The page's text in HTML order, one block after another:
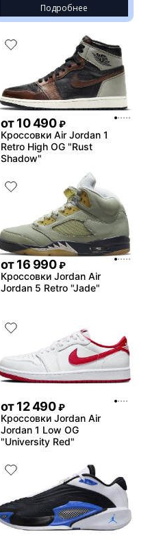
Подробнее
от10 490 ₽
Кроссовки Air Jordan 1
Retro High OG "Rust
Shadow"
от16 990 ₽
Кроссовки Jordan Air
Jordan 5 Retro "Jade"
от12 490 ₽
Кроссовки Jordan Air
Jordan 1 Low OG
"University Red"